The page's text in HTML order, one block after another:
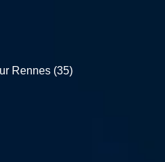
Rennes (35)